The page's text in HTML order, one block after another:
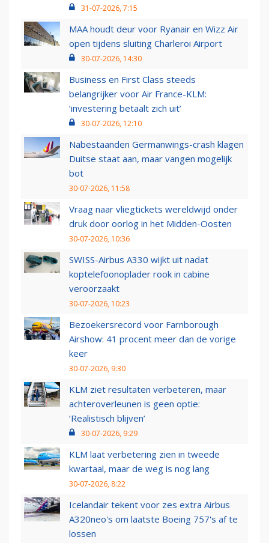
31-07-2026, 7:15
MAA houdt deur voor Ryanair en Wizz Air
open tijdens sluiting Charleroi Airport
30-07-2026, 14:30
Business en First Class steeds
belangrijker voor Air France-KLM:
‘investering betaalt zich uit’
30-07-2026, 12:10
Nabestaanden Germanwings-crash klagen
Duitse staat aan, maar vangen mogelijk
bot
30-07-2026, 11:58
Vraag naar vliegtickets wereldwijd onder
druk door oorlog in het Midden-Oosten
30-07-2026, 10:36
SWISS-Airbus A330 wijkt uit nadat
koptelefoonoplader rook in cabine
veroorzaakt
30-07-2026, 10:23
Bezoekersrecord voor Farnborough
Airshow: 41 procent meer dan de vorige
keer
30-07-2026, 9:30
KLM ziet resultaten verbeteren, maar
achteroverleunen is geen optie:
‘Realistisch blijven’
30-07-2026, 9:29
KLM laat verbetering zien in tweede
kwartaal, maar de weg is nog lang
30-07-2026, 8:22
Icelandair tekent voor zes extra Airbus
A320neo's om laatste Boeing 757's af te
lossen